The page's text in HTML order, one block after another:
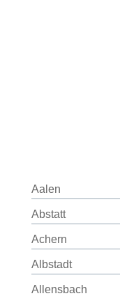
Aalen
Abstatt
Achern
Albstadt
Allensbach